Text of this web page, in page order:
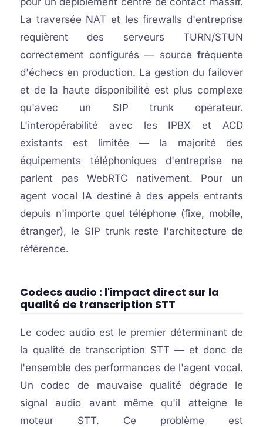
La traversée NAT et les firewalls d'entreprise
requièrent des serveurs TURN/STUN
correctement configurés — source fréquente
d'échecs en production. La gestion du failover
et de la haute disponibilité est plus complexe
qu'avec un SIP trunk opérateur.
L'interopérabilité avec les IPBX et ACD
existants est limitée — la majorité des
équipements téléphoniques d'entreprise ne
parlent pas WebRTC nativement. Pour un
agent vocal IA destiné à des appels entrants
depuis n'importe quel téléphone (fixe, mobile,
étranger), le SIP trunk reste l'architecture de
référence.
Codecs audio : l'impact direct sur la
qualité de transcription STT
Le codec audio est le premier déterminant de
la qualité de transcription STT — et donc de
l'ensemble des performances de l'agent vocal.
Un codec de mauvaise qualité dégrade le
signal audio avant même qu'il atteigne le
moteur STT. Ce problème est